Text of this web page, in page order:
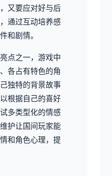
又要应对好与后
通过互动培养感
和剧情。
点之一，游戏中
各占有特色的角
独特的背景故事
根据自己的喜好
多类型化的情感
护让国间玩家能
和角色心理，提